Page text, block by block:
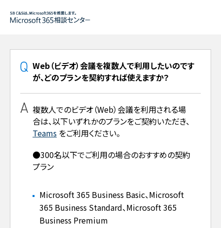
Web（ビデオ）会議を複数人で利用したいのです
が、どのプランを契約すれば使えますか？
複数人でのビデオ（Web）会議を利用される場
合は、以下いずれかのプランをご契約いただき、
Teams をご利用ください。
●300名以下でご利用の場合のおすすめの契約
プラン
Microsoft 365 Business Basic、Microsoft
365 Business Standard、Microsoft 365
Business Premium